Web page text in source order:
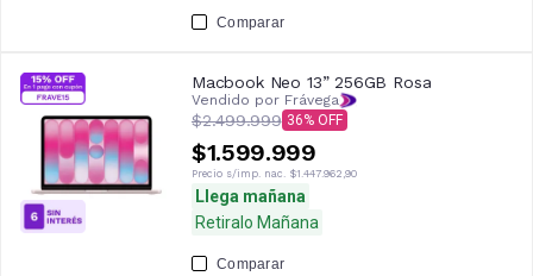
Comparar
Macbook Neo 13” 256GB Rosa
Vendido por Frávega
$2.499.999 36
$1.599.999
Precio s/imp. nac. $1.447.962,90
Llega mañana
Retiralo Mañana
Comparar